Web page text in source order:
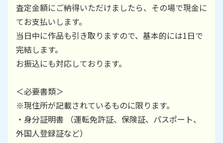
査定金額にご納得いただけましたら、その場で現金に
てお支払いします。
当日中に作品も引き取りますので、基本的には1日で
完結します。
お振込にも対応しております。
＜必要書類＞
※現住所が記載されているものに限ります。
・身分証明書 （運転免許証、保険証、パスポート、
外国人登録証など）